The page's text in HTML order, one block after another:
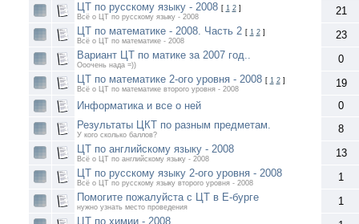
ЦТ по русскому языку - 2008 [ 1 2]
Всё о ЦТ по русскому языку - 2008
21
ЦТ по математике - 2008. Часть 2 [ 1 2]
Всё о ЦТ по математике - 2008
23
Вариант ЦТ по матике за 2007 год..
Ооочень нада =))
0
ЦТ по математике 2-ого уровня - 2008 [ 1 2]
Всё о ЦТ по математике второго уровня - 2008
19
Информатика и все о ней
0
Результаты ЦКТ по разным предметам.
У кого сколько баллов?
8
ЦТ по английскому языку - 2008
Всё о ЦТ по английскому языку - 2008
13
ЦТ по русскому языку 2-ого уровня - 2008
Всё о ЦТ по русскому языку второго уровня - 2008
1
Помогите пожалуйста с ЦТ в Е-бурге
нужно узнать место проведения
1
ЦТ по химии - 2008